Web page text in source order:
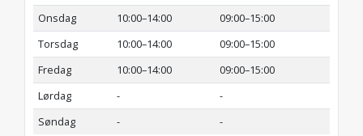
Onsdag
10:00–14:00
09:00–15:00
Torsdag
10:00–14:00
09:00–15:00
Fredag
10:00–14:00
09:00–15:00
Lørdag
-
-
Søndag
- -